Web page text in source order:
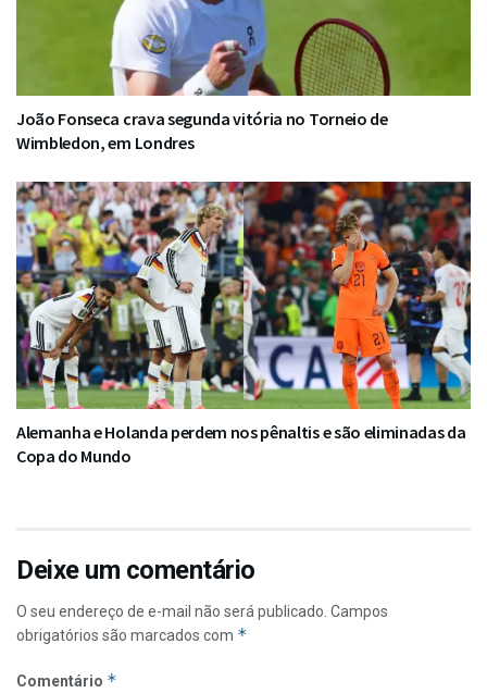
João Fonseca crava segunda vitória no Torneio de
Wimbledon, em Londres
Alemanha e Holanda perdem nos pênaltis e são eliminadas da
Copa do Mundo
Deixe um comentário
O seu endereço de e-mail não será publicado. Campos
obrigatórios são marcados com *
Comentário *